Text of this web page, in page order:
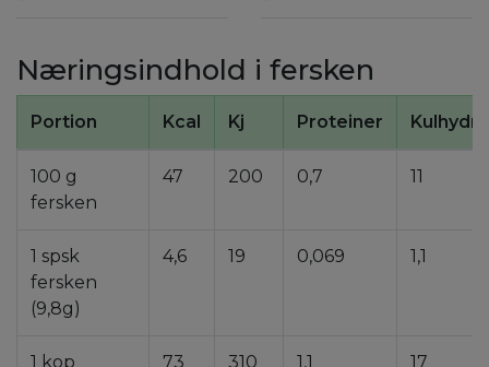
Næringsindhold i fersken
Portion Kcal Kj Proteiner
100 g
fersken
47 200 0,7 11
1 spsk
fersken
(9,8g)
4,6 19 0,069 1,1
1 kop
73 310 1,1 17